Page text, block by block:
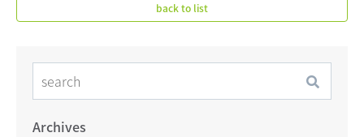
back to list
Archives